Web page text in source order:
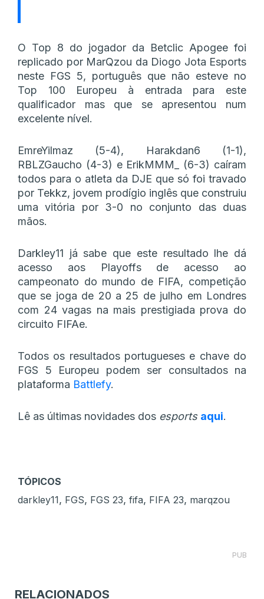
O Top 8 do jogador da Betclic Apogee foi
replicado por MarQzou da Diogo Jota Esports
neste FGS 5, português que não esteve no
Top 100 Europeu à entrada para este
qualificador mas que se apresentou num
excelente nível.
EmreYilmaz (5-4), Harakdan6 (1-1),
RBLZGaucho (4-3) e ErikMMM_ (6-3) caíram
todos para o atleta da DJE que só foi travado
por Tekkz, jovem prodígio inglês que construiu
uma vitória por 3-0 no conjunto das duas
mãos.
Darkley11 já sabe que este resultado lhe dá
acesso aos Playoffs de acesso ao
campeonato do mundo de FIFA, competição
que se joga de 20 a 25 de julho em Londres
com 24 vagas na mais prestigiada prova do
circuito FIFAe.
Todos os resultados portugueses e chave do
FGS 5 Europeu podem ser consultados na
plataforma Battlefy.
Lê as últimas novidades dos esports aqui.
TÓPICOS
darkley11, FGS, FGS 23, fifa, FIFA 23, marqzou
PUB
RELACIONADOS